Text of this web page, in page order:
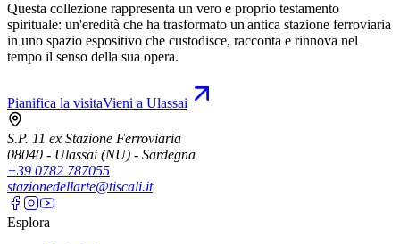
Questa collezione rappresenta un vero e proprio testamento
spirituale: un'eredità che ha trasformato un'antica stazione ferroviaria
in uno spazio espositivo che custodisce, racconta e rinnova nel
tempo il senso della sua opera.
Pianifica la visitaVieni a Ulassai
S.P. 11 ex Stazione Ferroviaria
08040 - Ulassai (NU) - Sardegna
+39 0782 787055
stazionedellarte@tiscali.it
Esplora